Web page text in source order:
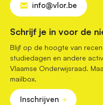
info@vlor.be
Schrijf je in voor de
Blijf op de hoogte van
studiedagen en andere
Vlaamse Onderwijsraad.
mailbox.
Inschrijven